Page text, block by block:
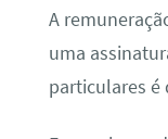
A
uma
particulares é